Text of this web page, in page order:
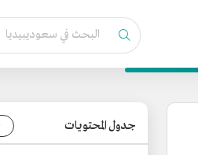
جدول المحتويات